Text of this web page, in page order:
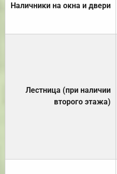
Наличники на окна и двери
Лестница (при наличии
второго этажа)